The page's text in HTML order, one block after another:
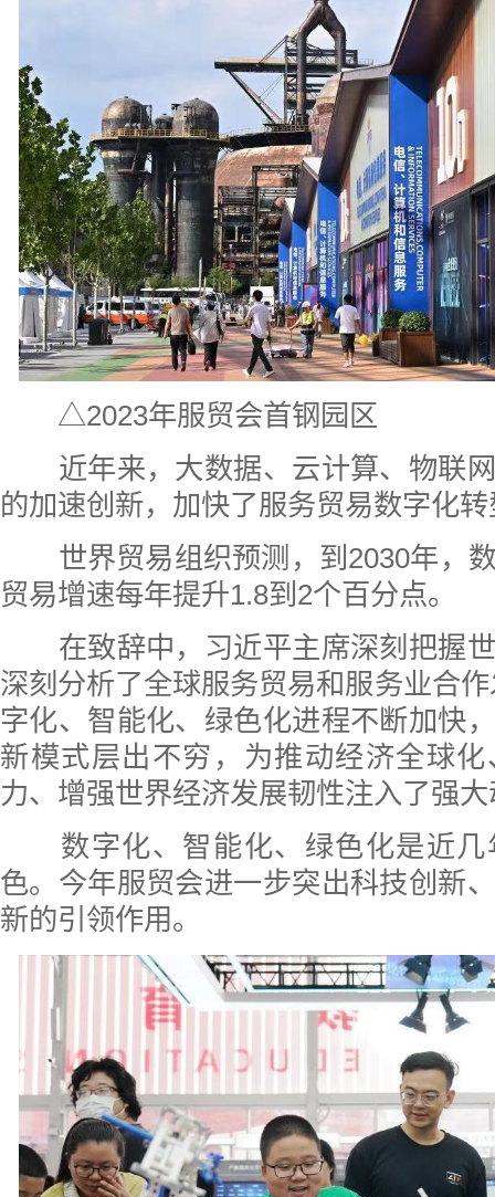
△2023年服贸会首钢园区
近年来，大数据、云计算、物联网
的加速创新，加快了服务贸易数字化
世界贸易组织预测，到2030年，
贸易增速每年提升1.8到2个百分点。
在致辞中，习近平主席深刻把握世
深刻分析了全球服务贸易和服务业合
字化、智能化、绿色化进程不断加快
新模式层出不穷，为推动经济全球
力、增强世界经济发展韧性注入了强大
数字化、智能化、绿色化是近几
色。今年服贸会进一步突出科技创新
新的引领作用。